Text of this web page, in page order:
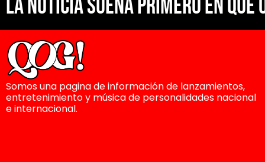
La noticia suena primero en Que
Somos una pagina de información de lanzamientos,
entretenimiento y música de personalidades nacional
e internacional.